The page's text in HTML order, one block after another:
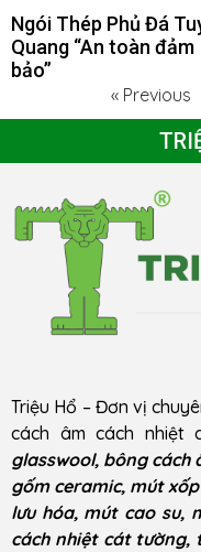
Ngói Thép Phủ Đá
Quang “An toàn đảm
bảo”
« Previous
Triệu Hổ – Đơn vị
cách âm cách nhiệt
glasswool, bông
gốm ceramic, mút xốp
lưu hóa, mút cao su,
cách nhiệt cát tường,